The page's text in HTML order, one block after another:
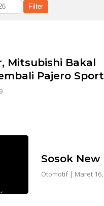
Mitsubishi Bakal
Pajero Sport
Sosok
Otomotif| Maret